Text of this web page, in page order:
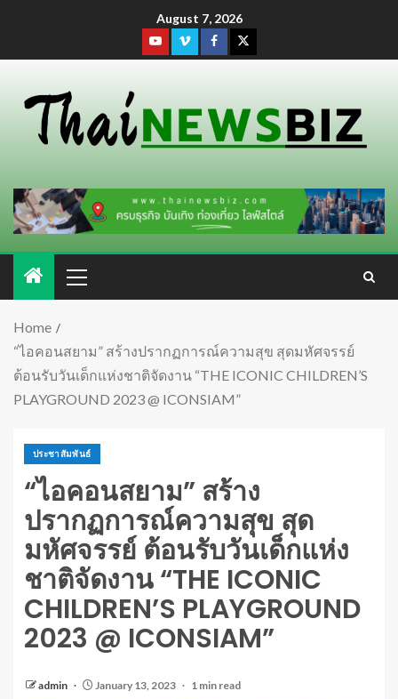
August 7, 2026
Home
“ไอคอนสยาม” สร้างปรากฏการณ์ความสุข สุดมหัศจรรย์
ต้อนรับวันเด็กแห่งชาติจัดงาน “THE ICONIC CHILDREN’S
PLAYGROUND 2023 @ ICONSIAM”
ประชาสัมพันธ์
“ไอคอนสยาม” สร้าง
ปรากฏการณ์ความสุข สุด
มหัศจรรย์ ต้อนรับวันเด็กแห่ง
ชาติจัดงาน “THE ICONIC
CHILDREN’S PLAYGROUND
2023 @ ICONSIAM”
admin January 13, 2023 1 min read